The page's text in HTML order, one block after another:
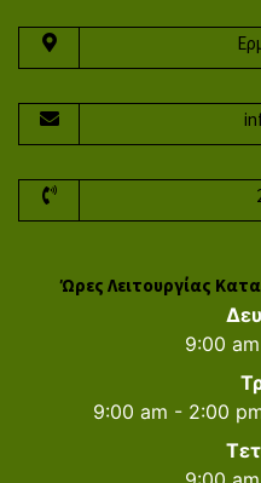
Ώρες Λειτουργίας
9:00
9:00 am - 2:00